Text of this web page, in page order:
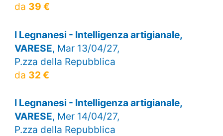
da 39 €
I Legnanesi - Intelligenza artigianale,
VARESE, Mar 13/04/27,
P.zza della Repubblica
da 32 €
I Legnanesi - Intelligenza artigianale,
VARESE, Mer 14/04/27,
P.zza della Repubblica